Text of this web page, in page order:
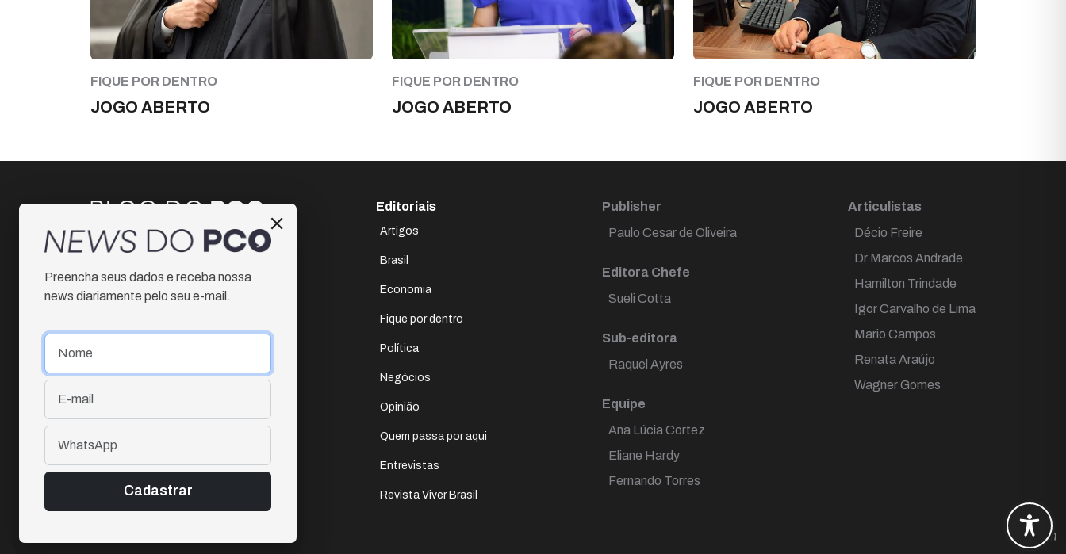
FIQUE POR DENTRO
JOGO ABERTO
FIQUE POR DENTRO
JOGO ABERTO
FIQUE POR DENTRO
JOGO ABERTO
Instagram
Facebook
Editoriais
Artigos
Brasil
Economia
Fique por dentro
Política
Negócios
Opinião
Quem passa por aqui
Entrevistas
Revista Viver Brasil
Publisher
Paulo Cesar de Oliveira
Editora Chefe
Sueli Cotta
Sub-editora
Raquel Ayres
Equipe
Ana Lúcia Cortez
Eliane Hardy
Fernando Torres
Articulistas
Décio Freire
Dr Marcos Andrade
Hamilton Trindade
Igor Carvalho de Lima
Mario Campos
Renata Araújo
Wagner Gomes
Preencha seus dados e receba nossa
news diariamente pelo seu e-mail.